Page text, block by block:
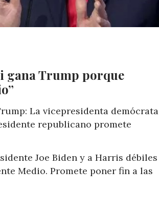
gana Trump porque
La vicepresidenta demócrata
republicano promete
Joe Biden y a Harris débiles
Medio. Promete poner fin a las